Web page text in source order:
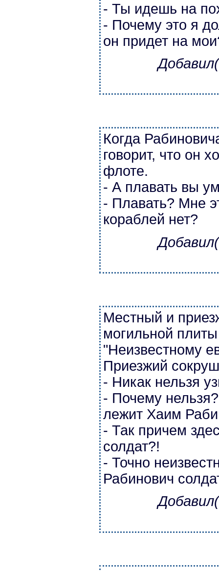
- Ты идешь на
- Почему это я
он придет на
Когда
говорит, что он
флоте.
- А плавать вы
- Плавать? Мне
кораблей нет?
Местный и
могильной
"Неизвестному
Приезжий
- Никак нельзя
- Почему
лежит Хаим
- Так причем
солдат?!
- Точно
Рабинович